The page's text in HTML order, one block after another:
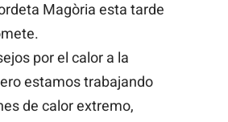
Magòria esta tarde
por el calor a la
estamos trabajando
de calor extremo,